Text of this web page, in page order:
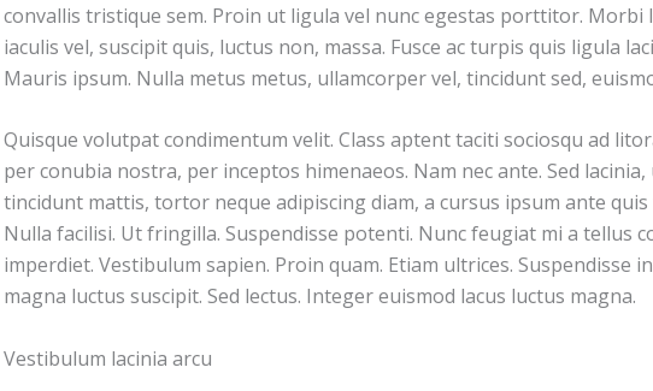
convallis tristique sem. Proin ut ligula vel nunc egestas porttitor. Morbi
iaculis vel, suscipit quis, luctus non, massa. Fusce ac turpis quis ligula
Mauris ipsum. Nulla metus metus, ullamcorper vel, tincidunt sed,
Quisque volutpat condimentum velit. Class aptent taciti sociosqu ad
per conubia nostra, per inceptos himenaeos. Nam nec ante. Sed
tincidunt mattis, tortor neque adipiscing diam, a cursus ipsum ante
Nulla facilisi. Ut fringilla. Suspendisse potenti. Nunc feugiat mi a tellus
imperdiet. Vestibulum sapien. Proin quam. Etiam ultrices. Suspendisse
magna luctus suscipit. Sed lectus. Integer euismod lacus luctus magna.
Vestibulum lacinia arcu